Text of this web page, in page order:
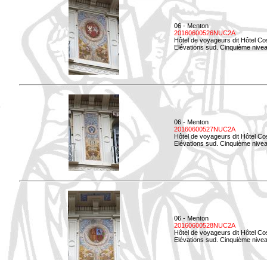
06 - Menton
20160600526NUC2A
Hôtel de voyageurs dit Hôtel
Elévations sud. Cinquième
06 - Menton
20160600527NUC2A
Hôtel de voyageurs dit Hôtel
Elévations sud. Cinquième
06 - Menton
20160600528NUC2A
Hôtel de voyageurs dit Hôtel
Elévations sud. Cinquième